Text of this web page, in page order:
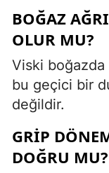
BOĞAZ
OLUR MU?
Viski
bu geçici bir
değildir.
GRIP
DOĞRU MU?